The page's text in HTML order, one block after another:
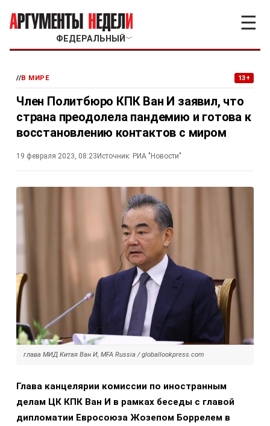
ФЕДЕРАЛЬНЫЙ ﹀
☰
//В МИРЕ 13+
Член Политбюро КПК Ван И заявил, что
страна преодолела пандемию и готова к
восстановлению контактов с миром
19 февраля 2023, 08:23 Источник: РИА "Новости"
глава МИД Китая Ван И, MFA Russia / globallookpress.com
Глава канцелярии комиссии по иностранным
делам ЦК КПК Ван И в рамках беседы с главой
дипломатии Евросоюза Жозепом Боррелем в